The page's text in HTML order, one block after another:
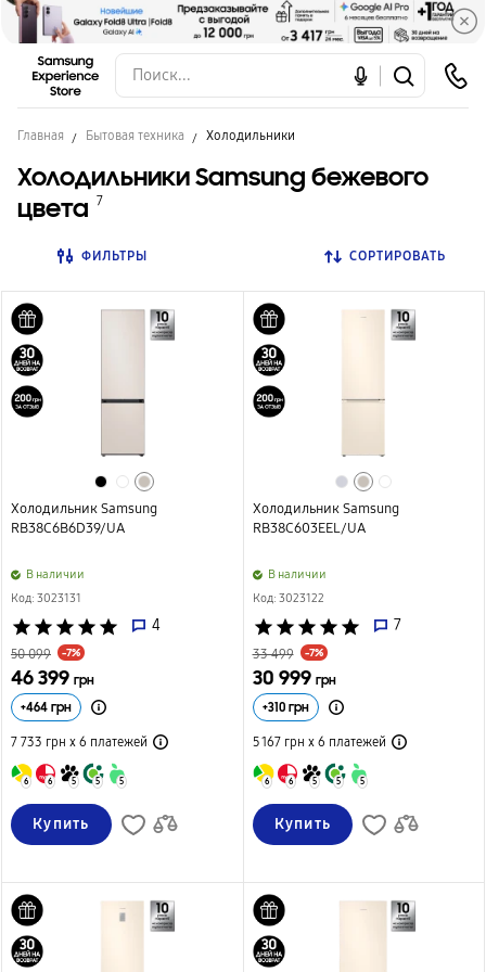
Главная Бытовая техника Холодильники
Холодильники Samsung бежевого
цвета 7
ФИЛЬТРЫ СОРТИРОВАТЬ
Холодильник Samsung
RB38C6B6D39/UA
B наличии
Код: 3023131
star star star star star 4
50 099 -7%
46 399 грн
+464 грн
7 733 грн х 6 платежей
6 6 5 5 5
Купить
Холодильник Samsung
RB38C603EEL/UA
B наличии
Код: 3023122
star star star star star 7
33 499 -7%
30 999 грн
+310грн
5 167 грн х 6 платежей
6 6 5 5 5
Купить